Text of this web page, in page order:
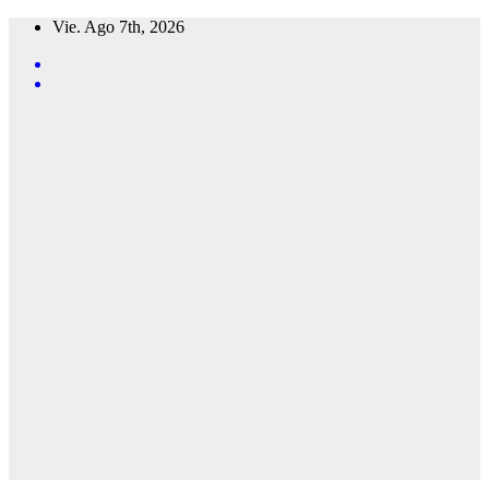
Saltar
contenido
Vie. Ago 7th, 2026